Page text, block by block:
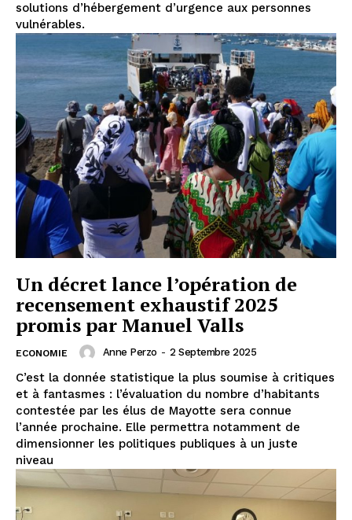
solutions d’hébergement d’urgence aux personnes
vulnérables.
Un décret lance l’opération de
recensement exhaustif 2025
promis par Manuel Valls
ECONOMIE Anne Perzo - 2 Septembre 2025
C’est la donnée statistique la plus soumise à critiques
et à fantasmes : l’évaluation du nombre d’habitants
contestée par les élus de Mayotte sera connue
l’année prochaine. Elle permettra notamment de
dimensionner les politiques publiques à un juste
niveau